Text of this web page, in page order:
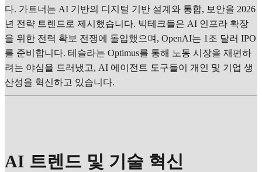
다. 가트너는 AI 기반의 디지털 기반 설계와 통합, 보안을 2026
년 전략 트렌드로 제시했습니다. 빅테크들은 AI 인프라 확장
을 위한 전력 확보 전쟁에 돌입했으며, OpenAI는 1조 달러 IPO
를 준비합니다. 테슬라는 Optimus를 통해 노동 시장을 재편하
려는 야심을 드러냈고, AI 에이전트 도구들이 개인 및 기업 생
산성을 혁신하고 있습니다.
AI 트렌드 및 기술 혁신